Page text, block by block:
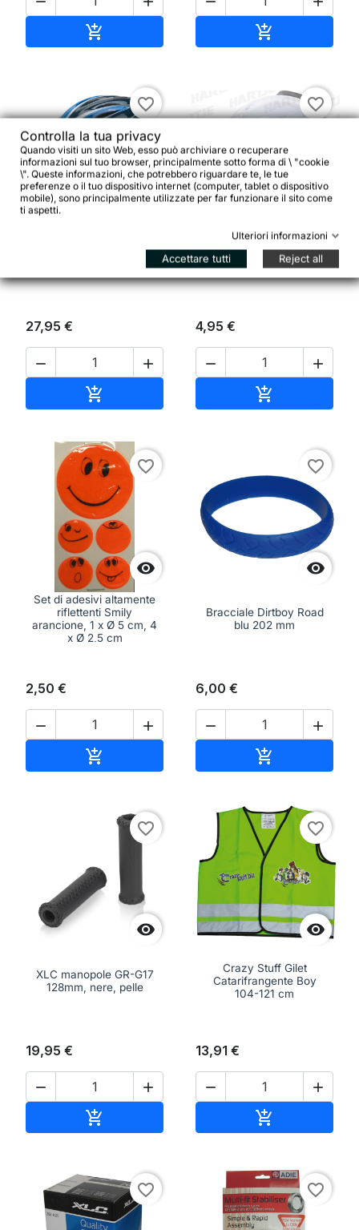
 

favorite_border
Casco ragazzi XLC BH-
27,95 €
 


favorite_border
CONTEC Campanello per
bambini, Coniglietto
4,95 €
 


favorite_border
Set di adesivi altamente
riflettenti Smily
arancione, 1 x Ø 5 cm, 4
x Ø 2,5 cm
2,50 €
 


favorite_border
Bracciale Dirtboy Road
blu 202 mm
6,00 €
 


favorite_border
XLC manopole GR-G17
128mm, nere, pelle
19,95 €
 


favorite_border
Crazy Stuff Gilet
Catarifrangente Boy
104-121 cm
13,91 €
 

favorite_border favorite_border
Controlla la tua privacy
Quando visiti un sito Web, esso può archiviare o recuperare
informazioni sul tuo browser, principalmente sotto forma di \ "cookie
\". Queste informazioni, che potrebbero riguardare te, le tue
preferenze o il tuo dispositivo internet (computer, tablet o dispositivo
mobile), sono principalmente utilizzate per far funzionare il sito come
ti aspetti.
Ulteriori informazioni
Accettare tutti Reject all